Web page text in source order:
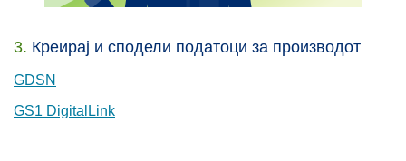
3. Креирај и сподели податоци за производот
GDSN
GS1 DigitalLink